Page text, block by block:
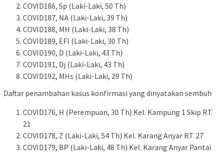
COVID186, Sp (Laki-Laki, 50 Th)
COVID187, NA (Laki-Laki, 39 Th)
COVID188, MH (Laki-Laki, 38 Th)
COVID189, EFI (Laki-Laki, 30 Th)
COVID190, D (Laki-Laki, 43 Th)
COVID191, Dj (Laki-Laki, 43 Th)
COVID192, MHs (Laki-Laki, 29 Th)
Daftar penambahan kasus konfirmasi yang dinyatakan sembuh
COVID176, H (Perempuan, 30 Th) Kel. Kampung 1 Skip RT.
21
COVID178, Z (Laki-Laki, 54 Th) Kel. Karang Anyar RT. 27
COVID179, BP (Laki-Laki, 48 Th) Kel. Karang Anyar Pantai